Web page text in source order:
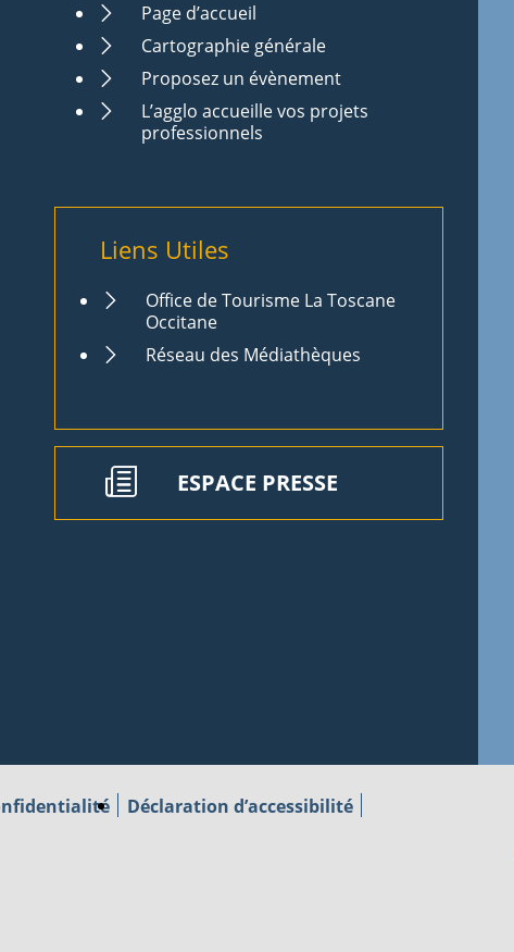
Page d’accueil
Cartographie générale
Proposez un évènement
L’agglo accueille vos projets
professionnels
Liens Utiles
Office de Tourisme La Toscane
Occitane
Réseau des Médiathèques
ESPACE PRESSE
Déclaration d’accessibilité